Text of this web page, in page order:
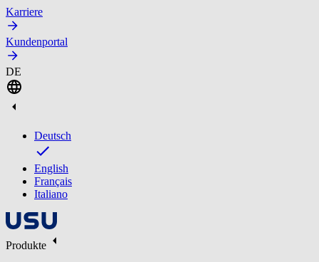
Karriere
Kundenportal
DE
Deutsch
English
Français
Italiano
Produkte